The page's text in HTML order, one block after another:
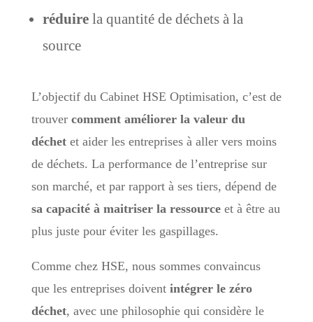
réduire la quantité de déchets à la
source
L’objectif du Cabinet HSE Optimisation, c’est de
trouver comment améliorer la valeur du
déchetet aider les entreprises à aller vers moins
de déchets. La performance de l’entreprise sur
son marché, et par rapport à ses tiers, dépend de
sa capacité à maitriser la ressourceet à être au
plus juste pour éviter les gaspillages.
Comme chez HSE, nous sommes convaincus
que les entreprises doivent intégrer le zéro
déchet, avec une philosophie qui considère le